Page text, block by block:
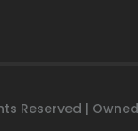
Reserved |